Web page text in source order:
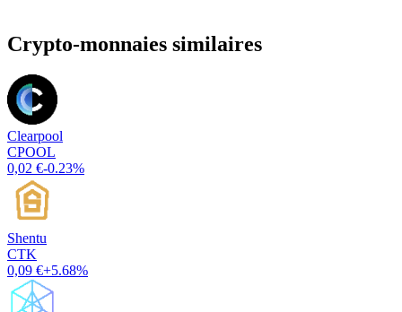
Crypto-monnaies similaires
Clearpool
CPOOL
0,02 €-0.23%
Shentu
CTK
0,09 €+5.68%